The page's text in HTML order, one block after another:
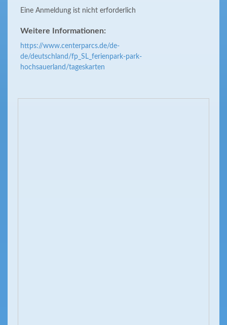
Eine Anmeldung ist nicht erforderlich
Weitere Informationen:
https://www.centerparcs.de/de-
de/deutschland/fp_SL_ferienpark-park-
hochsauerland/tageskarten